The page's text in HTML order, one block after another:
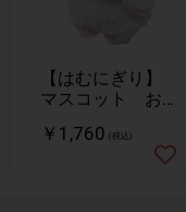
【はむにぎり】
マスコット お
￥1,760 (税込)